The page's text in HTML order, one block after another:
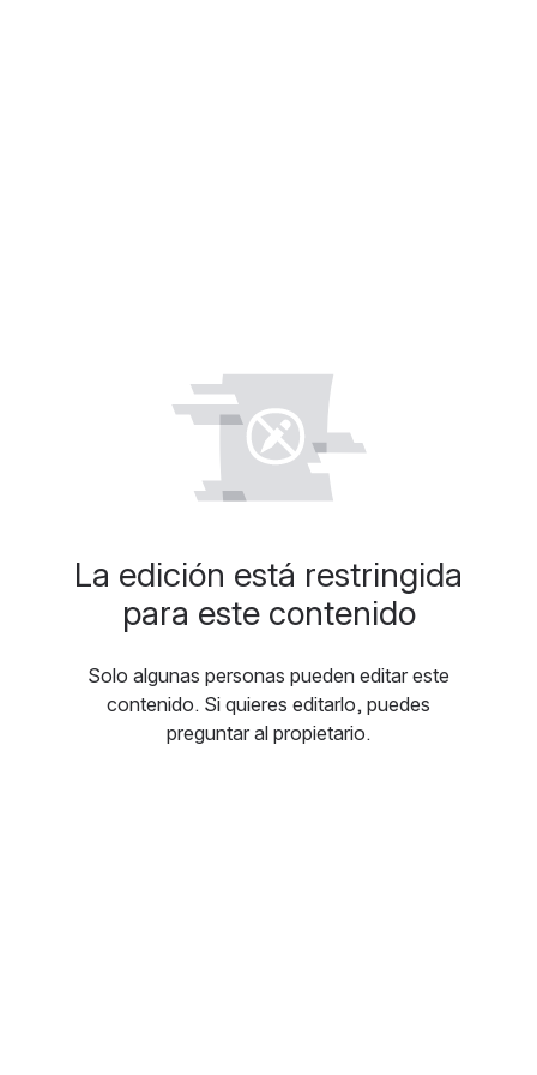
La edición está restringida
para este contenido
Solo algunas personas pueden editar este
contenido. Si quieres editarlo, puedes
preguntar al propietario.